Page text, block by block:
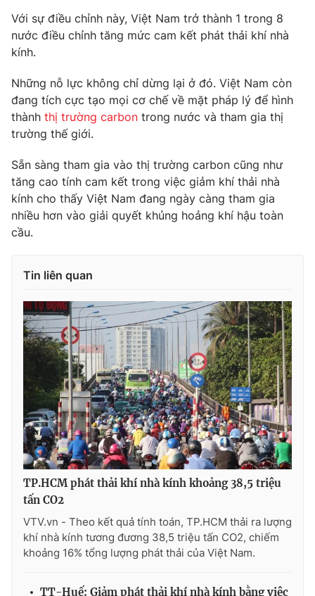
Video Shorts video
VTV Sức khoẻ Bất động sản
VTV4 Vươn mình bằng AI
VTV9
Liên hệ tòa soạn
THỜI BÁO VTV
Theo dõi báo trên
Cơ quan chủ quản:Đài Truyền hình Việt Nam
Cơ quan báo chí:Thời báo VTV
Giấy phép hoạt động báo in và báo điện tử số 483/GP-BTTTT
Tổng Biên tập:
Vũ Thanh Thủy
Phó Tổng Biên tập:Nguyễn Thị Mỹ Hạnh, Phạm Quốc Thắng,
024.38 355 931 - 024.38 355 932
Với sự điều chỉnh này, Việt Nam trở thành 1 trong 8
nước điều chỉnh tăng mức cam kết phát thải khí nhà
kính.
Những nỗ lực không chỉ dừng lại ở đó. Việt Nam còn
đang tích cực tạo mọi cơ chế về mặt pháp lý để hình
thành thị trường carbon trong nước và tham gia thị
trường thế giới.
Sẵn sàng tham gia vào thị trường carbon cũng như
tăng cao tính cam kết trong việc giảm khí thải nhà
kính cho thấy Việt Nam đang ngày càng tham gia
nhiều hơn vào giải quyết khủng hoảng khí hậu toàn
cầu.
Tin liên quan
TP.HCM phát thải khí nhà kính khoảng 38,5 triệu
tấn CO2
VTV.vn - Theo kết quả tính toán, TP.HCM thải ra lượng
khí nhà kính tương đương 38,5 triệu tấn CO2, chiếm
khoảng 16% tổng lượng phát thải của Việt Nam.
TT-Huế: Giảm phát thải khí nhà kính bằng việc